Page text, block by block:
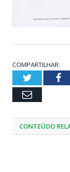
COMPARTILHAR:
Twitter
Email
CONTEÚDO